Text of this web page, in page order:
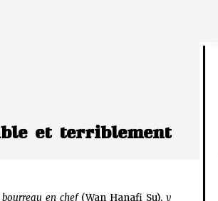
et terriblement
en chef(Wan Hanafi Su), y